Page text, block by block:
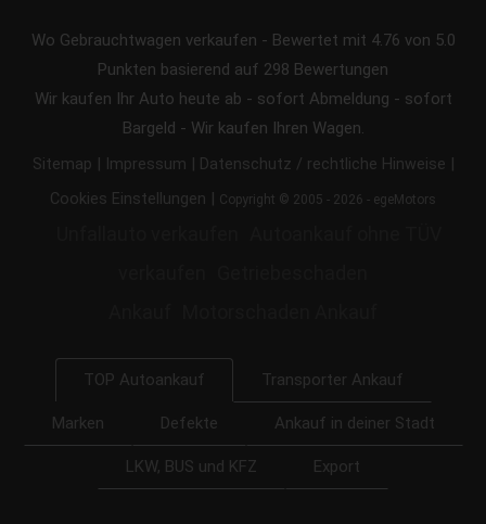
Wo Gebrauchtwagen verkaufen - Bewertet mit 4.76 von 5.0
Punkten basierend auf 298 Bewertungen
Wir kaufen Ihr Auto heute ab - sofort Abmeldung - sofort
Bargeld - Wir kaufen Ihren Wagen.
Sitemap | Impressum | Datenschutz / rechtliche Hinweise |
Cookies Einstellungen | Copyright © 2005 - 2026 - egeMotors
TOP Autoankauf Transporter Ankauf
Marken Defekte Ankauf in deiner Stadt
LKW, BUS und KFZ Export